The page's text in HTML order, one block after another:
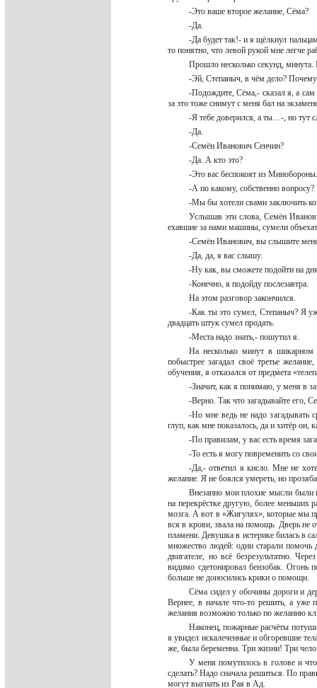
-Это ваше второе желание, Сёма?
-Да.
-Да будет так!- и я щёлкнул
то понятно, что левой рукой мне легче
Прошло несколько секунд, минута.
-Эй, Степаныч, в чём дело?
-Подождите, Сёма,- сказал я, а
за это тоже снимут с меня бал на
-Я тебе доверился, а ты…-, но тут
-Да.
-Семён Иванович Сенчин?
-Да. А кто это?
-Это вас беспокоят из
-А по какому, собственно вопросу?
-Мы бы хотели свами заключить
Услышав эти слова, Семён
ехавшие за нами машины, сумели
-Семён Иванович, вы слышите
-Да, да, я вас слышу.
-Ну как, вы сможете подойти на
-Конечно, я подойду послезавтра.
На этом разговор закончился.
-Как ты это сумел, Степаныч? Я
двадцать штук сумел продать.
-Места надо знать,- пошутил я.
На несколько минут в
побыстрее загадал своё третье
обучения, я отказался от предмета
-Значит, как я понимаю, у меня в
-Верно. Так что загадывайте его,
-Но мне ведь не надо загадывать
глуп, как мне показалось, да и хитёр он,
-По правилам, у вас есть время
-То есть я могу повременить со
-Да,- ответил я кисло. Мне не
желание. Я не боялся умереть, но
Внезапно мои плохие мысли были
на перекрёстке другую, более меньших
мозга. А вот в «Жигулях», которые мы
вся в крови, звала на помощь. Дверь не
пламени. Девушка в истерике билась в
множество людей: одни старали
двигателе, но всё безрезультатно.
видимо сдетонировал бензобак.
больше не доносились крики о помощи.
Сёма сидел у обочины дороги и
Вернее, в начале что-то решить, а уже
желания возможно только по желанию
Наконец, пожарные расчёты
я увидел искалеченные и обгоревшие
же, была беременна. Три жизни! Три
У меня помутилось в голове и
сделать? Надо сначала решиться. По
могут выгнать из Рая в Ад.